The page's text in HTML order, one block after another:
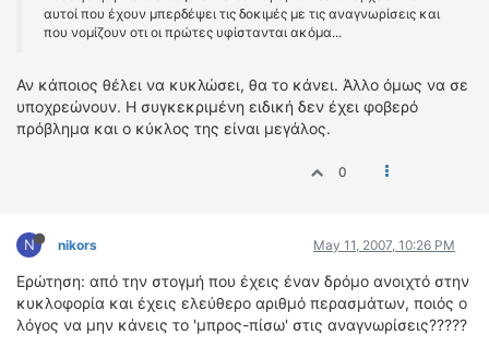
αυτοί που έχουν μπερδέψει τις δοκιμές με τις αναγνωρίσεις και
που νομίζουν οτι οι πρώτες υφίστανται ακόμα...
Αν κάποιος θέλει να κυκλώσει, θα το κάνει. Άλλο όμως να σε
υποχρεώνουν. Η συγκεκριμένη ειδική δεν έχει φοβερό
πρόβλημα και ο κύκλος της είναι μεγάλος.
0
N nikors May 11, 2007, 10:26 PM
Ερώτηση: από την στογμή που έχεις έναν δρόμο ανοιχτό στην
κυκλοφορία και έχεις ελεύθερο αριθμό περασμάτων, ποιός ο
λόγος να μην κάνεις το 'μπρος-πίσω' στις αναγνωρίσεις?????